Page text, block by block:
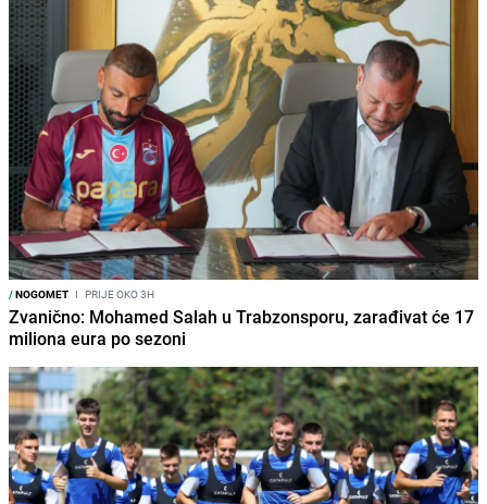
/NOGOMET I PRIJE OKO 3H
Zvanično: Mohamed Salah u Trabzonsporu, zarađivat će 17
miliona eura po sezoni